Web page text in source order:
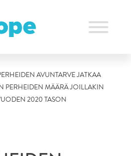
AVUNTARVE JATKAA
PERHEIDEN MÄÄRÄ JOILLAKIN
2020 TASON